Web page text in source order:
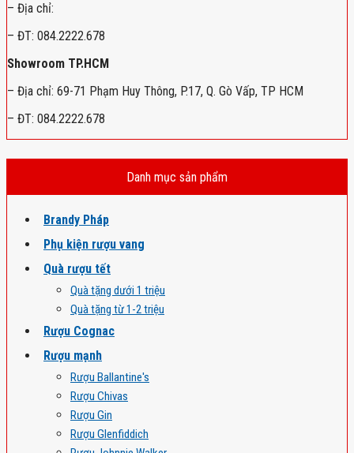
– Địa chỉ:
– ĐT: 084.2222.678
Showroom TP.HCM
– Địa chỉ: 69-71 Phạm Huy Thông, P.17, Q. Gò Vấp, TP HCM
– ĐT: 084.2222.678
Danh mục sản phẩm
Brandy Pháp
Phụ kiện rượu vang
Quà rượu tết
Quà tặng dưới 1 triệu
Quà tặng từ 1-2 triệu
Rượu Cognac
Rượu mạnh
Rượu Ballantine's
Rượu Chivas
Rượu Gin
Rượu Glenfiddich